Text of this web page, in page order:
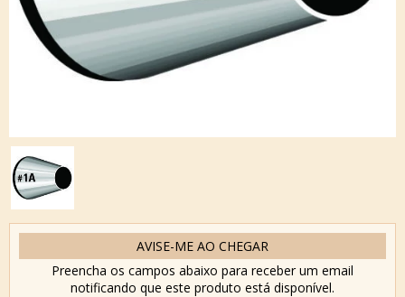
AVISE-ME AO CHEGAR
Preencha os campos abaixo para receber um email
notificando que este produto está disponível.